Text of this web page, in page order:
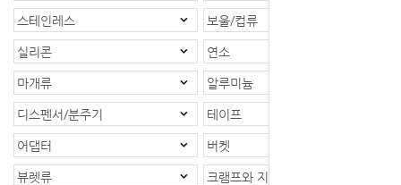
스테인레스 보울/컵류
실리콘 연소
마개류 알루미늄
디스펜서/분주기 테이프
어댑터 버켓
뷰렛류 크램프와 지지대